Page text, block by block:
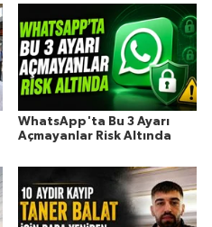
WhatsApp'ta Bu 3 Ayarı
Açmayanlar Risk Altında